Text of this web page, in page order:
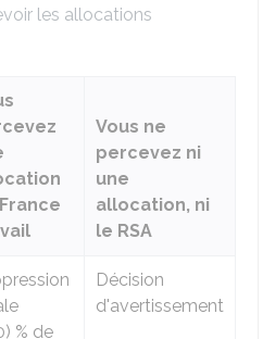
les allocations
Vous ne
percevez ni
une
allocation, ni
le RSA
% de
Décision
d'avertissement